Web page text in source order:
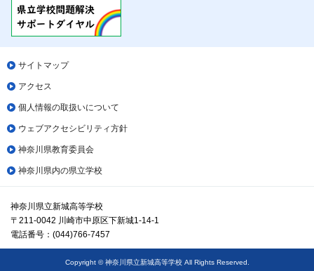
サイトマップ
アクセス
個人情報の取扱いについて
ウェブアクセシビリティ方針
神奈川県教育委員会
神奈川県内の県立学校
神奈川県立新城高等学校
〒211-0042 川崎市中原区下新城1-14-1
電話番号：(044)766-7457
Copyright © 神奈川県立新城高等学校 All Rights Reserved.